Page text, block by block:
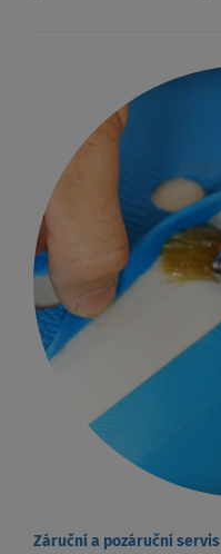
Záruční a pozáruční servis